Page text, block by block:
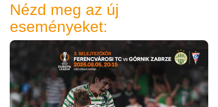
Nézd meg az új
eseményeket: